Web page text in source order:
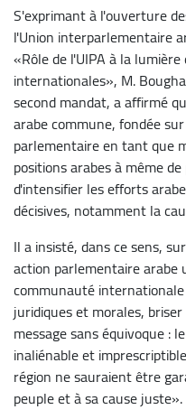
S'exprimant à l'ouverture
l'Union interparlementaire
«Rôle de l'UIPA à la
internationales», M.
second mandat, a affirmé
arabe commune, fondée
parlementaire en tant que
positions arabes à même
d'intensifier les efforts
décisives, notamment la
Il a insisté, dans ce sens,
action parlementaire
communauté
juridiques et morales,
message sans équivoque :
inaliénable et
région ne sauraient être
peuple et à sa cause juste».